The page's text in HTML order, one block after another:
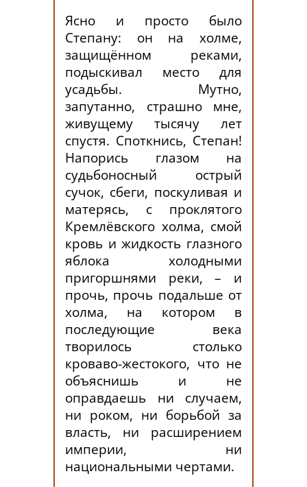
Ясно и просто было
Степану: он на холме,
защищённом реками,
подыскивал место для
усадьбы. Мутно,
запутанно, страшно мне,
живущему тысячу лет
спустя. Споткнись, Степан!
Напорись глазом на
судьбоносный острый
сучок, сбеги, поскуливая и
матерясь, с проклятого
Кремлёвского холма, смой
кровь и жидкость глазного
яблока холодными
пригоршнями реки, – и
прочь, прочь подальше от
холма, на котором в
последующие века
творилось столько
кроваво-жестокого, что не
объяснишь и не
оправдаешь ни случаем,
ни роком, ни борьбой за
власть, ни расширением
империи, ни
национальными чертами.